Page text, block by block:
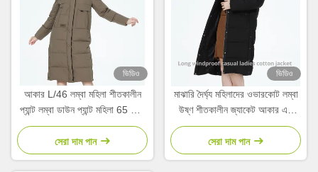
ভিডিও
আকার L/46 লম্বা মহিলা শীতকালীন
প্যান্ট লম্বা ডাউন প্যান্ট মহিলা 65 সেমি
হাতা দৈর্ঘ্য
সেরা দাম পান
ভিডিও
মাঝারি দৈর্ঘ্য মহিলাদের ওভারকোট লম্বা
উষ্ণ শীতকালীন জ্যাকেট আকার এল
আকার 46
সেরা দাম পান